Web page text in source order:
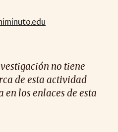
no tiene
de esta actividad
los enlaces de esta